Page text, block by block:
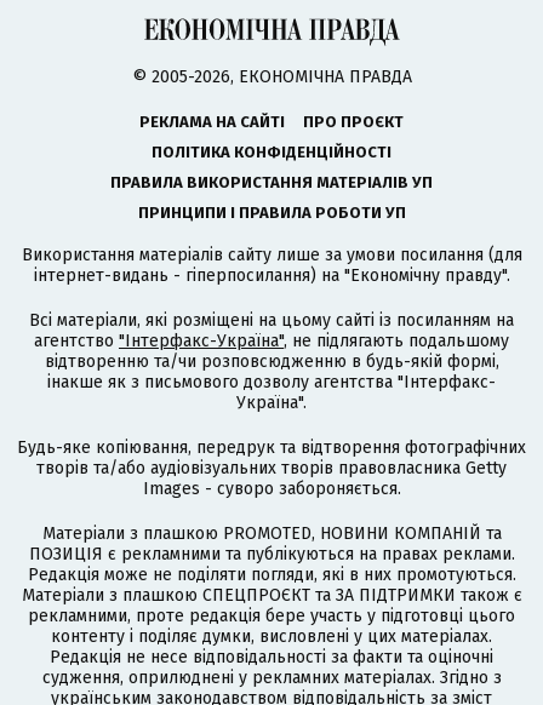
© 2005-2026, ЕКОНОМІЧНА ПРАВДА
РЕКЛАМА НА САЙТІ
ПРО ПРОЄКТ
ПОЛІТИКА КОНФІДЕНЦІЙНОСТІ
ПРАВИЛА ВИКОРИСТАННЯ МАТЕРІАЛІВ УП
ПРИНЦИПИ І ПРАВИЛА РОБОТИ УП
Використання матеріалів сайту лише за умови посилання (для
інтернет-видань - гіперпосилання) на "Економічну правду".
Всі матеріали, які розміщені на цьому сайті із посиланням на
агентство "Інтерфакс-Україна", не підлягають подальшому
відтворенню та/чи розповсюдженню в будь-якій формі,
інакше як з письмового дозволу агентства "Інтерфакс-
Україна".
Будь-яке копіювання, передрук та відтворення фотографічних
творів та/або аудіовізуальних творів правовласника Getty
Images - суворо забороняється.
Матеріали з плашкою PROMOTED, НОВИНИ КОМПАНІЙ та
ПОЗИЦІЯ є рекламними та публікуються на правах реклами.
Редакція може не поділяти погляди, які в них промотуються.
Матеріали з плашкою СПЕЦПРОЄКТ та ЗА ПІДТРИМКИ також є
рекламними, проте редакція бере участь у підготовці цього
контенту і поділяє думки, висловлені у цих матеріалах.
Редакція не несе відповідальності за факти та оціночні
судження, оприлюднені у рекламних матеріалах. Згідно з
українським законодавством відповідальність за зміст